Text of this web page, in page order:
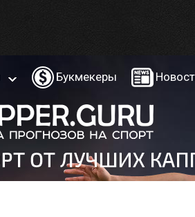
Букмекеры